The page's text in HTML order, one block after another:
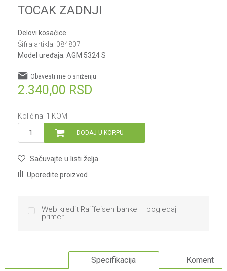
TOCAK ZADNJI
Delovi kosačice
Šifra artikla: 084807
Model uređaja: AGM 5324 S
2.340,00 RSD
Obavesti me o sniženju
Količina: 1 KOM
DODAJ U KORPU
Sačuvajte u listi želja
Uporedite proizvod
Web kredit Raiffeisen banke – pogledaj
primer
Specifikacija Komentari